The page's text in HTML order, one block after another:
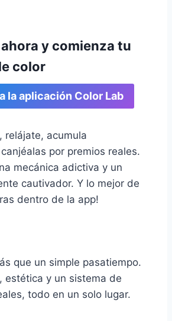
y comienza tu
color
la aplicación Color Lab
relájate, acumula
por premios reales.
mecánica adictiva y un
cautivador. Y lo mejor de
dentro de la app!
que un simple pasatiempo.
estética y un sistema de
todo en un solo lugar.